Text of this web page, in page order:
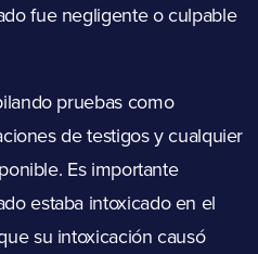
fue negligente o culpable
pruebas como
de testigos y cualquier
Es importante
estaba intoxicado en el
su intoxicación causó